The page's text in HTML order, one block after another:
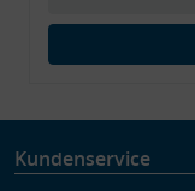
Kundenservice